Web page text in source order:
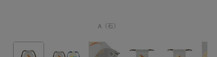
A（石）